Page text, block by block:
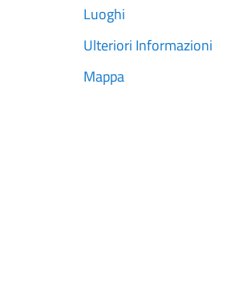
Luoghi
Ulteriori Informazioni
Mappa